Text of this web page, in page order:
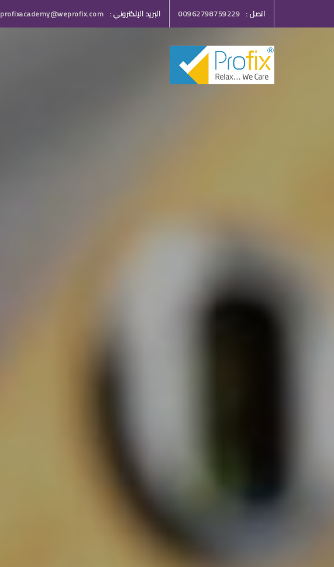
اتصل : 00962798759229 البريد الإلكتروني : profixacademy@weprofix.com